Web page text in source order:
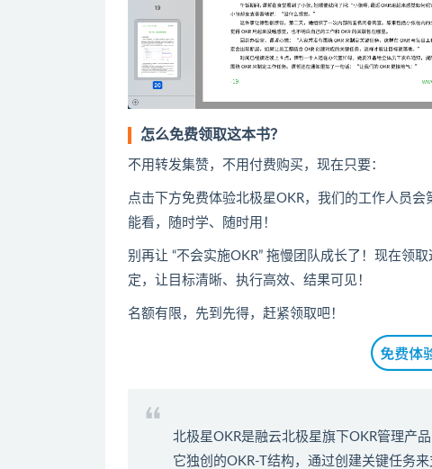
怎么免费领取这本书？
不用转发集赞，不用付费购买，现在只要：
点击下方免费体验北极星OKR​， 我们的工作人员会
能看，随时学、随时用！
别再让 “不会实施OKR” 拖慢团队成长了！现在领
定，让目标清晰、执行高效、结果可见！
名额有限，先到先得，赶紧领取吧！
北极星OKR是融云北极星旗下OKR管理产
它独创的OKR-T结构，通过创建关键任务